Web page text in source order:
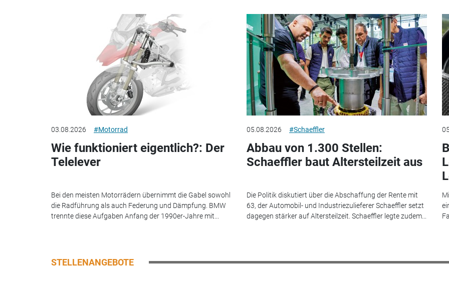
03.08.2026 #Motorrad
Wie funktioniert eigentlich?: Der
Telelever
Bei den meisten Motorrädern übernimmt die Gabel sowohl
die Radführung als auch Federung und Dämpfung. BMW
trennte diese Aufgaben Anfang der 1990er-Jahre mit...
05.08.2026 #Schaeffler
Abbau von 1.300 Stellen:
Schaeffler baut Altersteilzeit aus
Die Politik diskutiert über die Abschaffung der Rente mit
63, der Automobil- und Industriezulieferer Schaeffler setzt
dagegen stärker auf Altersteilzeit. Schaeffler legte zudem...
STELLENANGEBOTE